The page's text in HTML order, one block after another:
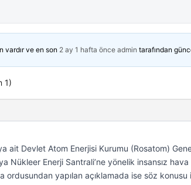
vardır ve en son 2 ay 1 hafta önce admin tarafından
1)
ait Devlet Atom Enerjisi Kurumu (Rosatom)
Nükleer Enerji Santrali’ne yönelik insansız
ordusundan yapılan açıklamada ise söz konusu